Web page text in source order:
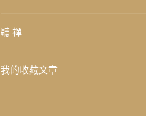
聽 禪
我的收藏文章